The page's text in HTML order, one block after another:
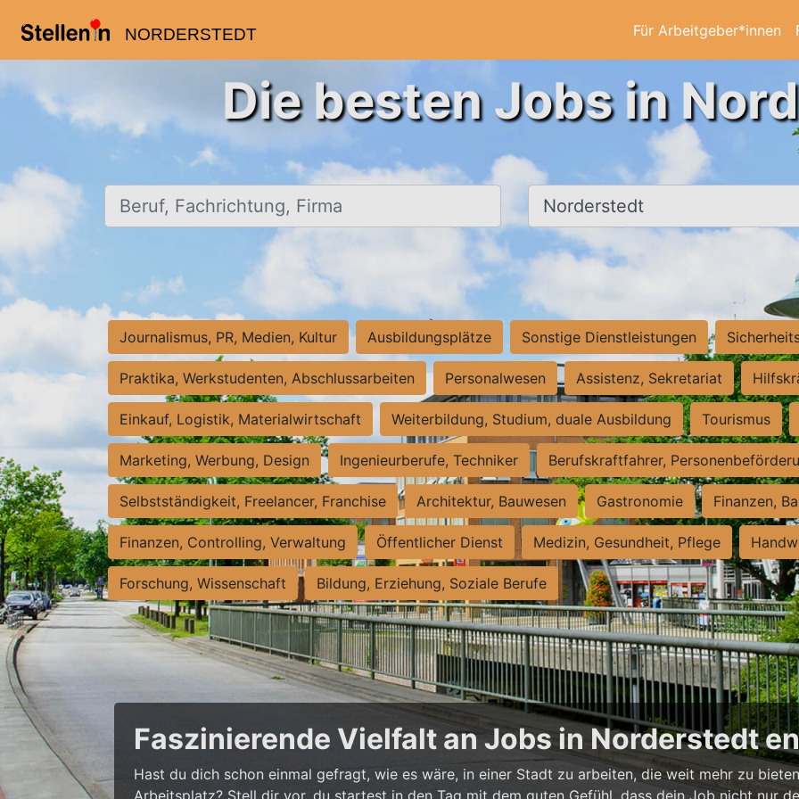
NORDERSTEDT Für Arbeitgeber*innen
Die besten Jobs in
Beruf, Fachrichtung, Firma Ort, Stadt
Journalismus, PR, Medien, Kultur Ausbildungsplätze Sonstige Dienstleistungen
Praktika, Werkstudenten, Abschlussarbeiten Personalwesen Assistenz, Sekretariat
Einkauf, Logistik, Materialwirtschaft Weiterbildung, Studium, duale Ausbildung Tourismus
Marketing, Werbung, Design Ingenieurberufe, Techniker Berufskraftfahrer,
Selbstständigkeit, Freelancer, Franchise Architektur, Bauwesen Gastronomie Finanzen,
Finanzen, Controlling, Verwaltung Öffentlicher Dienst Medizin, Gesundheit, Pflege
Forschung, Wissenschaft Bildung, Erziehung, Soziale Berufe
Faszinierende Vielfalt an Jobs in Norderstedt
Hast du dich schon einmal gefragt, wie es wäre, in einer Stadt zu arbeiten, die weit mehr zu